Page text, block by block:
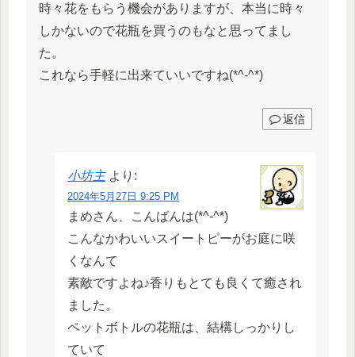
時々花をもらう機会がありますが、本当に時々
しかないので花瓶を買うのもなと思ってまし
た。
これなら手軽に出来ていいですね(*^-^*)
返信
小坊主 より:
2024年5月27日 9:25 PM
まめさん、こんばんは(*^-^*)
こんなかわいいスイートピーがお庭に咲
くなんて
素敵ですよね♪香りもとても良くて癒され
ました。
ペットボトルの花瓶は、結構しっかりし
ていて